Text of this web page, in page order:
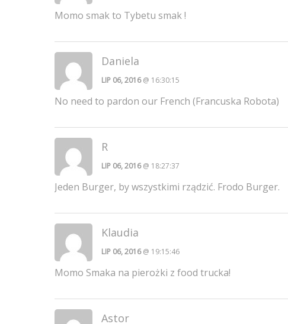
Momo smak to Tybetu smak !
Daniela
LIP 06, 2016@ 16:30:15
No need to pardon our French (Francuska Robota)
R
LIP 06, 2016@ 18:27:37
Jeden Burger, by wszystkimi rządzić. Frodo Burger.
Klaudia
LIP 06, 2016@ 19:15:46
Momo Smaka na pierożki z food trucka!
Astor